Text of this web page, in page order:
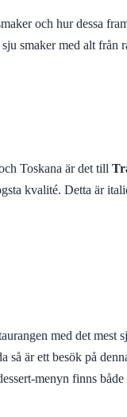
och hur dessa
smaker med alt
Toskana är det till
kvalité. Detta är
med det mest
är ett besök på
menyn finns